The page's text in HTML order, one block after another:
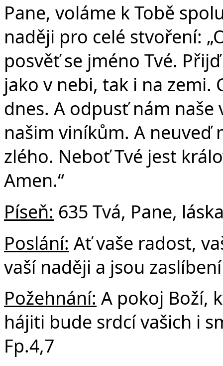
Pane, voláme k Tobě
naději pro celé stvoření:
posvěť se jméno Tvé.
jako v nebi, tak i na zemi.
dnes. A odpusť nám
našim viníkům. A neuveď
zlého. Neboť Tvé jest
Amen.“
Píseň: 635 Tvá, Pane,
Poslání: Ať vaše radost,
vaší naději a jsou
Požehnání: A pokoj Boží,
hájiti bude srdcí vašich i
Fp.4,7